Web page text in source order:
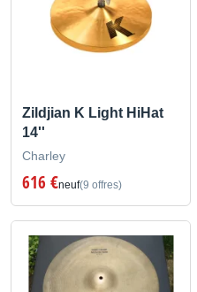
Zildjian K Light HiHat
14''
Charley
616 €neuf(9 offres)